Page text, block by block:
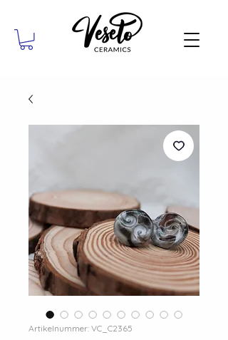
Artikelnummer: VC_C2365